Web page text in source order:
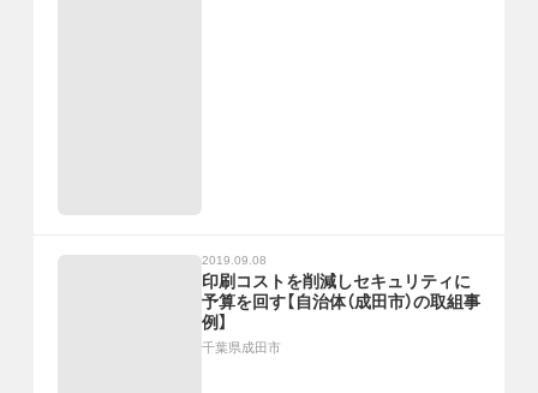
2019.09.08
印刷コストを削減しセキュリティに
予算を回す【自治体（成田市）の取組事
例】
千葉県成田市